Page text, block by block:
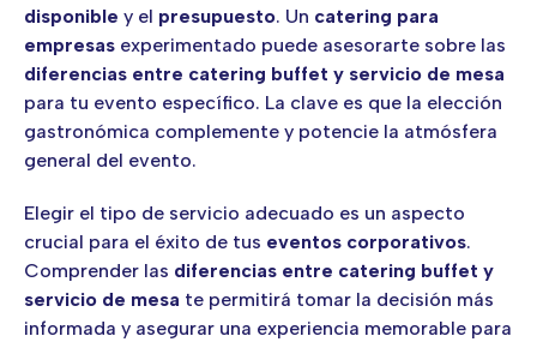
disponible y el presupuesto. Un catering para
empresas experimentado puede asesorarte sobre las
diferencias entre catering buffet y servicio de mesa
para tu evento específico. La clave es que la elección
gastronómica complemente y potencie la atmósfera
general del evento.
Elegir el tipo de servicio adecuado es un aspecto
crucial para el éxito de tus eventos corporativos.
Comprender las diferencias entre catering buffet y
servicio de mesa te permitirá tomar la decisión más
informada y asegurar una experiencia memorable para